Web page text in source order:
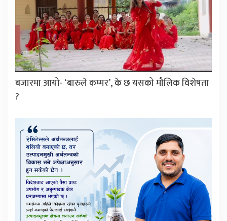
बजारमा आयो- ‘बारुले कम्मर’, के छ यसको मौलिक विशेषता
?